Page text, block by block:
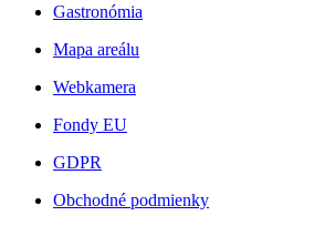
Gastronómia
Mapa areálu
Webkamera
Fondy EU
GDPR
Obchodné podmienky